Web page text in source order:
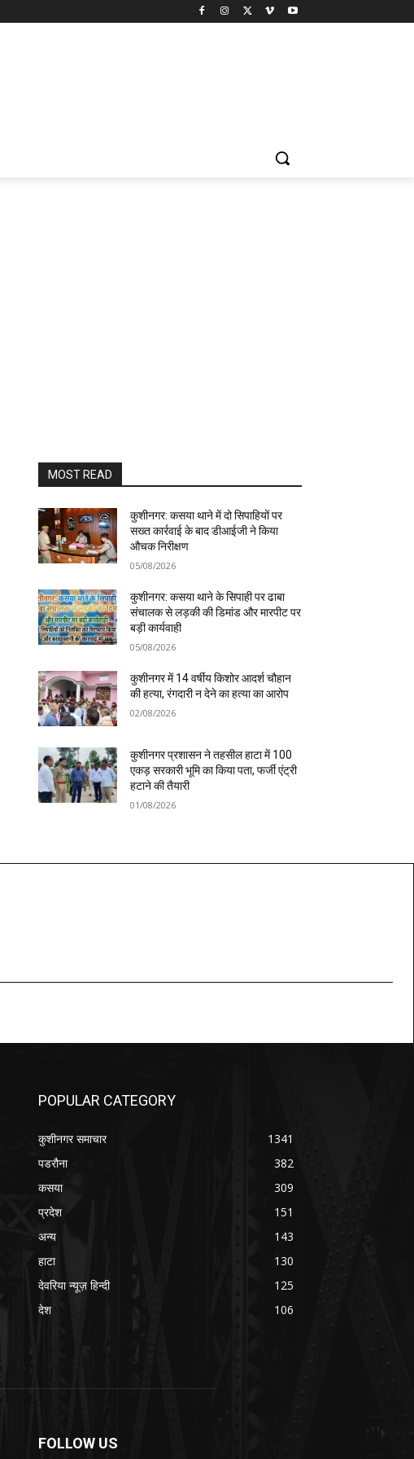
MOST READ
कुशीनगर: कसया थाने में दो सिपाहियों पर
सख्त कार्रवाई के बाद डीआईजी ने किया
औचक निरीक्षण
05/08/2026
कुशीनगर: कसया थाने के सिपाही पर ढाबा
संचालक से लड़की की डिमांड और मारपीट पर
बड़ी कार्यवाही
05/08/2026
कुशीनगर में 14 वर्षीय किशोर आदर्श चौहान
की हत्या, रंगदारी न देने का हत्या का आरोप
02/08/2026
कुशीनगर प्रशासन ने तहसील हाटा में 100
एकड़ सरकारी भूमि का किया पता, फर्जी एंट्री
हटाने की तैयारी
01/08/2026
POPULAR CATEGORY
कुशीनगर समाचार
1341
पडरौना
382
कसया
309
प्रदेश
151
अन्य
143
हाटा
130
देवरिया न्यूज़ हिन्दी
125
देश
106
FOLLOW US